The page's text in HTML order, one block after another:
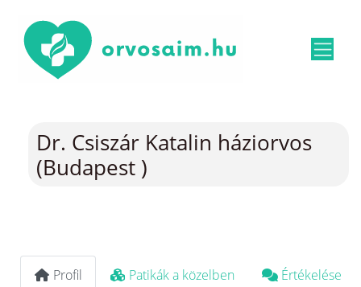
Dr. Csiszár Katalin háziorvos
(Budapest )
Profil Patikák a közelben Értékelések